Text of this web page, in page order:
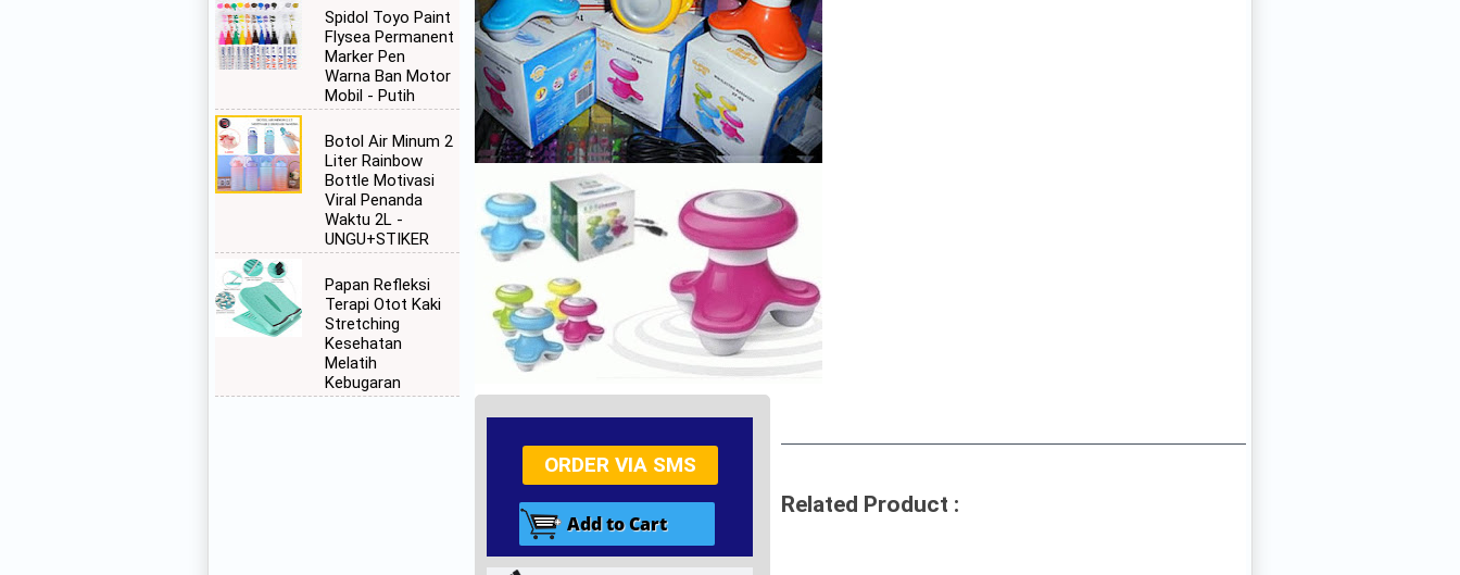
ORDER VIA SMS
Related Product :
Spidol Toyo Paint
Flysea Permanent
Marker Pen
Warna Ban Motor
Mobil - Putih
Botol Air Minum 2
Liter Rainbow
Bottle Motivasi
Viral Penanda
Waktu 2L -
UNGU+STIKER
Papan Refleksi
Terapi Otot Kaki
Stretching
Kesehatan
Melatih
Kebugaran